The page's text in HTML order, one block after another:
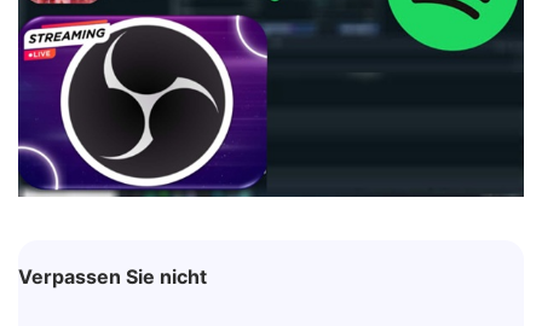
Verpassen Sie nicht